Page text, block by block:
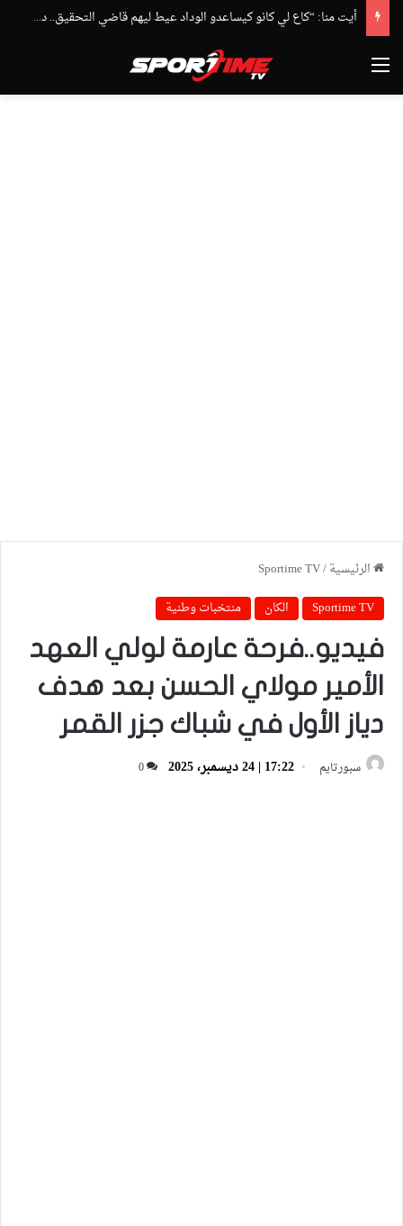
أيت منا: “كاع لي كانو كيساعدو الوداد عيط ليهم قاضي التحقيق.. دابا حتى شي واحد ما بقا باغي يعاون”
القائمة
الرئيسية/
Sportime TV
Sportime TV
الكان منتخبات وطنية
فيديو..فرحة عارمة لولي العهد
الأمير مولاي الحسن بعد هدف
دياز الأول في شباك جزر القمر
سبورتايم 17:22 | 24 ديسمبر، 2025 0